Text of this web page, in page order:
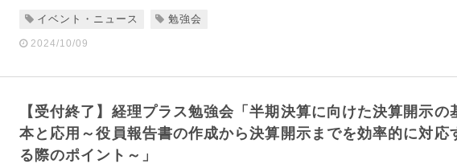
イベント・ニュース 勉強会
2024/10/09
【受付終了】経理プラス勉強会「半期決算に向けた決算開示の
本と応用～役員報告書の作成から決算開示までを効率的に対応
る際のポイント～」